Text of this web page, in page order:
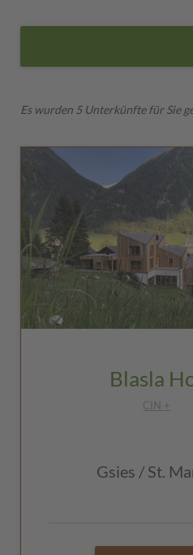
Es wurden 5 Unterkünfte für Sie
Blasla
CIN +
Gsies / St.